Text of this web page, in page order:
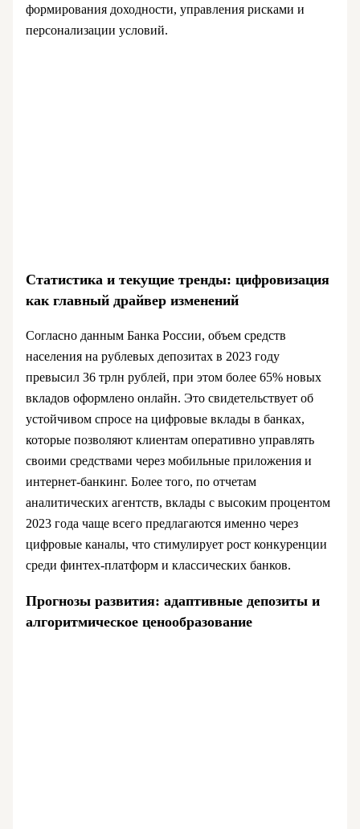
формирования доходности, управления рисками и
персонализации условий.
Статистика и текущие тренды: цифровизация
как главный драйвер изменений
Согласно данным Банка России, объем средств
населения на рублевых депозитах в 2023 году
превысил 36 трлн рублей, при этом более 65% новых
вкладов оформлено онлайн. Это свидетельствует об
устойчивом спросе на цифровые вклады в банках,
которые позволяют клиентам оперативно управлять
своими средствами через мобильные приложения и
интернет-банкинг. Более того, по отчетам
аналитических агентств, вклады с высоким процентом
2023 года чаще всего предлагаются именно через
цифровые каналы, что стимулирует рост конкуренции
среди финтех-платформ и классических банков.
Прогнозы развития: адаптивные депозиты и
алгоритмическое ценообразование